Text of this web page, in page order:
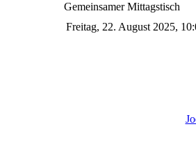
Gemeinsamer Mittagstisch
Freitag, 22. August 2025,